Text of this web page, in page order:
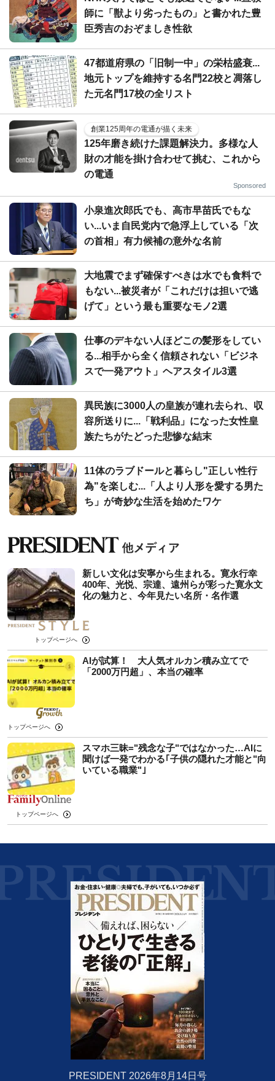
師に「獣より劣ったもの」と書かれた豊
臣秀吉のおぞましき性欲
47都道府県の「旧制一中」の栄枯盛衰...
地元トップを維持する名門22校と凋落し
た元名門17校の全リスト
創業125周年の電通が描く未来
125年磨き続けた課題解決力。多様な人
財の才能を掛け合わせて挑む、これから
の電通
Sponsored
小泉進次郎氏でも、高市早苗氏でもな
い...いま自民党内で急浮上している「次
の首相」有力候補の意外な名前
大地震でまず確保すべきは水でも食料で
もない...被災者が「これだけは担いで逃
げて」という最も重要なモノ2選
仕事のデキない人ほどこの髪形をしてい
る...相手から全く信頼されない「ビジネ
スで一発アウト」ヘアスタイル3選
異民族に3000人の皇族が連れ去られ、収
容所送りに...「戦利品」になった女性皇
族たちがたどった悲惨な結末
11体のラブドールと暮らし"正しい性行
為"を楽しむ...「人より人形を愛する男た
ち」が奇妙な生活を始めたワケ
新しい文化は安寧から生まれる。寛永行幸
400年、光悦、宗達、遠州らが彩った寛永文
化の魅力と、今年見たい名所・名作選
トップページへ
AIが試算！ 大人気オルカン積み立てで
「2000万円超」、本当の確率
トップページへ
スマホ三昧="残念な子"ではなかった…AIに
聞けば一発でわかる｢子供の隠れた才能と"向
いている職業"｣
トップページへ
PRESIDENT 2026年8月14日号